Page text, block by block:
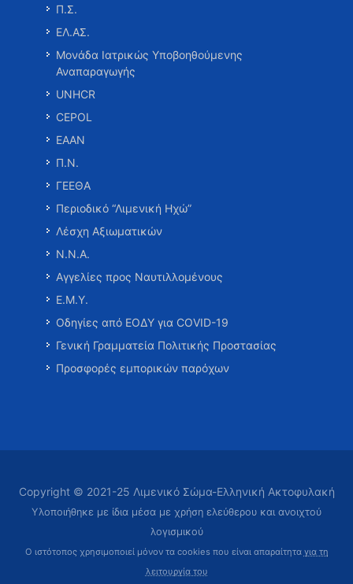
Π.Σ.
ΕΛ.ΑΣ.
Μονάδα Ιατρικώς Υποβοηθούμενης
Αναπαραγωγής
UNHCR
CEPOL
ΕΑΑΝ
Π.Ν.
ΓΕΕΘΑ
Περιοδικό “Λιμενική Ηχώ”
Λέσχη Αξιωματικών
Ν.Ν.Α.
Αγγελίες προς Ναυτιλλομένους
Ε.Μ.Υ.
Οδηγίες από ΕΟΔΥ για COVID-19
Γενική Γραμματεία Πολιτικής Προστασίας
Προσφορές εμπορικών παρόχων
Copyright © 2021-25 Λιμενικό Σώμα-Ελληνική Ακτοφυλακή
Υλοποιήθηκε με ίδια μέσα με χρήση ελεύθερου και ανοιχτού
λογισμικού
Ο ιστότοπος χρησιμοποιεί μόνον τα cookies που είναι απαραίτητα για τη
λειτουργία του